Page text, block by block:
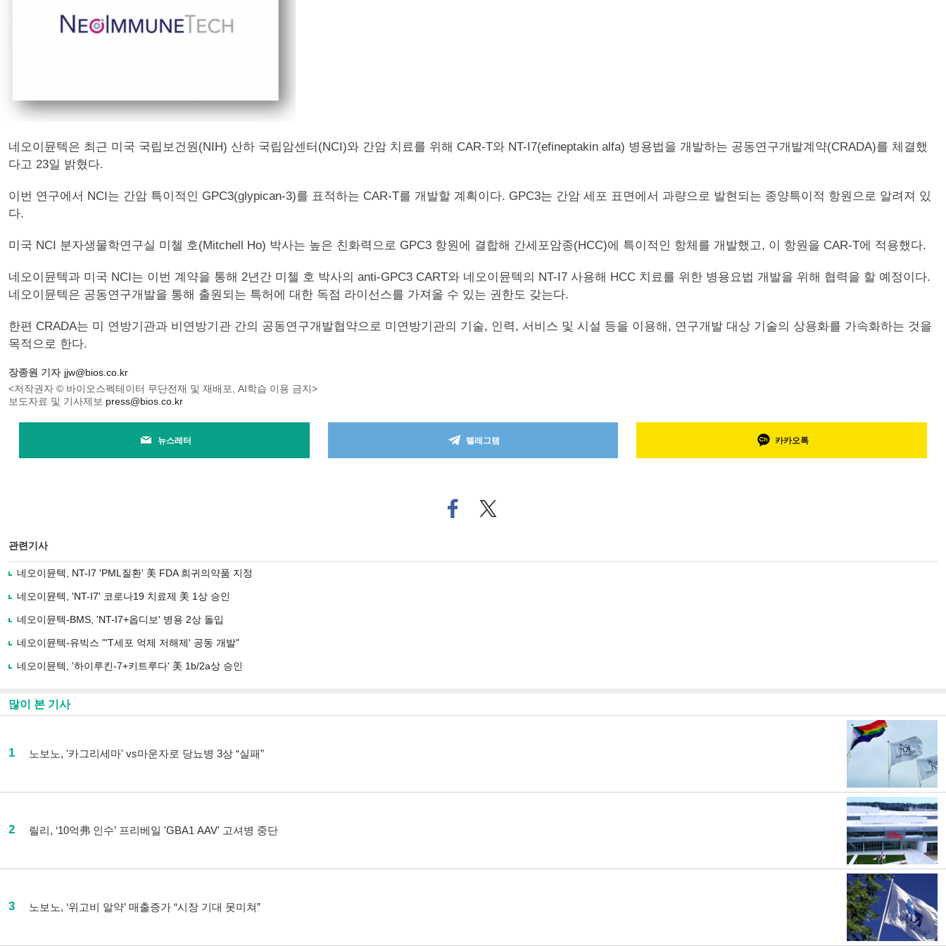
네오이뮨텍은 최근 미국 국립보건원(NIH) 산하 국립암센터(NCI)와 간암 치료를 위해 CAR-T와 NT-I7(efineptakin alfa) 병용법을 개발하는 공동연구개발계약(CRADA)를 체결했
다고 23일 밝혔다.
이번 연구에서 NCI는 간암 특이적인 GPC3(glypican-3)를 표적하는 CAR-T를 개발할 계획이다. GPC3는 간암 세포 표면에서 과량으로 발현되는 종양특이적 항원으로 알려져 있
다.
미국 NCI 분자생물학연구실 미첼 호(Mitchell Ho) 박사는 높은 친화력으로 GPC3 항원에 결합해 간세포암종(HCC)에 특이적인 항체를 개발했고, 이 항원을 CAR-T에 적용했다.
네오이뮨텍과 미국 NCI는 이번 계약을 통해 2년간 미첼 호 박사의 anti-GPC3 CART와 네오이뮨텍의 NT-I7 사용해 HCC 치료를 위한 병용요법 개발을 위해 협력을 할 예정이다.
네오이뮨텍은 공동연구개발을 통해 출원되는 특허에 대한 독점 라이선스를 가져올 수 있는 권한도 갖는다.
한편 CRADA는 미 연방기관과 비연방기관 간의 공동연구개발협약으로 미연방기관의 기술, 인력, 서비스 및 시설 등을 이용해, 연구개발 대상 기술의 상용화를 가속화하는 것을
목적으로 한다.
장종원 기자 jjw@bios.co.kr
<저작권자 © 바이오스펙테이터 무단전재 및 재배포, AI학습 이용 금지>
보도자료 및 기사제보 press@bios.co.kr
뉴스레터 텔레그램 카카오톡
페
이
트위
터로
관련기사
네오이뮨텍, NT-I7 'PML질환' 美 FDA 희귀의약품 지정
네오이뮨텍, 'NT-I7' 코로나19 치료제 美 1상 승인
네오이뮨텍-BMS, 'NT-I7+옵디보' 병용 2상 돌입
네오이뮨텍-유빅스 "'T세포 억제 저해제' 공동 개발"
네오이뮨텍, '하이루킨-7+키트루다' 美 1b/2a상 승인
많이 본 기사
1 노보노, '카그리세마' vs마운자로 당뇨병 3상 “실패”
2 릴리, ‘10억弗 인수’ 프리베일 'GBA1 AAV' 고셔병 중단
3 노보노, ‘위고비 알약’ 매출증가 “시장 기대 못미쳐”